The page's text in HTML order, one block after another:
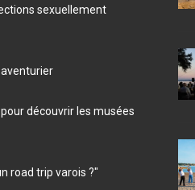
sexuellement
aventurier
découvrir les musées
road trip varois ?"